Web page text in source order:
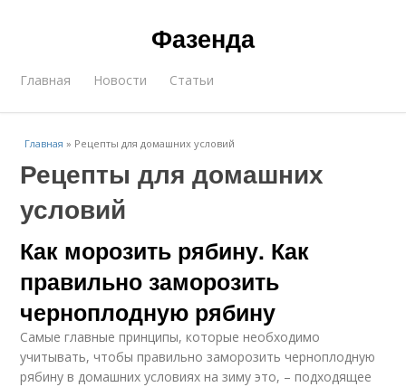
Фазенда
Главная Новости Статьи
Главная » Рецепты для домашних условий
Рецепты для домашних
условий
Как морозить рябину. Как
правильно заморозить
черноплодную рябину
Самые главные принципы, которые необходимо
учитывать, чтобы правильно заморозить черноплодную
рябину в домашних условиях на зиму это, – подходящее